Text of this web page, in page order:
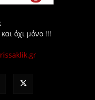
όχι μόνο !!!